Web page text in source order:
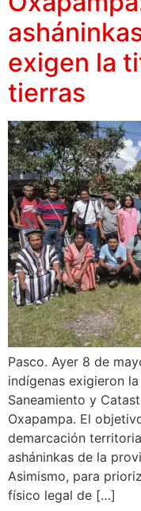
exigen la
tierras
Pasco. Ayer 8 de
indígenas exigieron
Saneamiento y
Oxapampa. El
demarcación
asháninkas de la
Asimismo, para
físico legal de […]